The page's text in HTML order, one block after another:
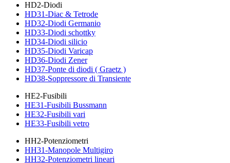
HD2-Diodi
HD31-Diac & Tetrode
HD32-Diodi Germanio
HD33-Diodi schottky
HD34-Diodi silicio
HD35-Diodi Varicap
HD36-Diodi Zener
HD37-Ponte di diodi ( Graetz )
HD38-Soppressore di Transiente
HE2-Fusibili
HE31-Fusibili Bussmann
HE32-Fusibili vari
HE33-Fusibili vetro
HH2-Potenziometri
HH31-Manopole Multigiro
HH32-Potenziometri lineari